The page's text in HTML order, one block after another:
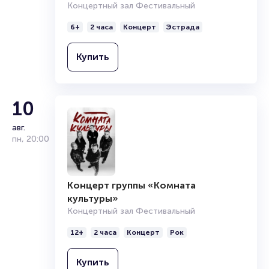
Концертный зал Фестивальный
6+ 2 часа Концерт Эстрада
Купить
10
авг.
пн, 20:00
Концерт группы «Комната
культуры»
Концертный зал Фестивальный
12+ 2 часа Концерт Рок
Купить